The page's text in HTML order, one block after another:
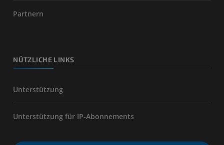
Partnern
NÜTZLICHE LINKS
Unterstützung
Unterstützung für IP-Abonnements